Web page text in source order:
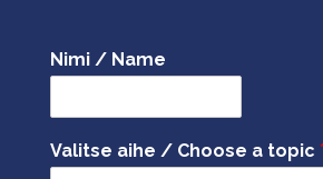
Nimi / Name
Valitse aihe / Choose a topic *